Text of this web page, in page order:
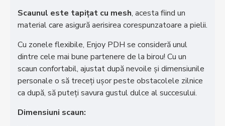
Scaunul este tapițat cu mesh, acesta fiind un
material care asigură aerisirea corespunzatoare a pielii.
Cu zonele flexibile, Enjoy PDH se consideră unul
dintre cele mai bune partenere de la birou! Cu un
scaun confortabil, ajustat după nevoile și dimensiunile
personale o să treceți ușor peste obstacolele zilnice
ca după, să puteți savura gustul dulce al succesului.
Dimensiuni scaun: